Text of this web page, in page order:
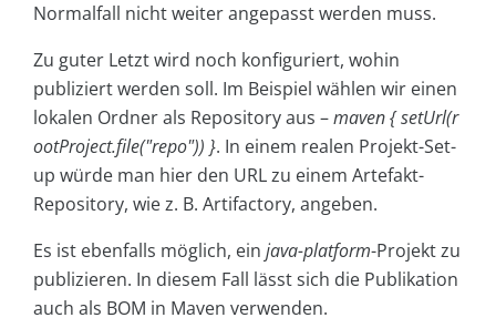
Normalfall nicht weiter angepasst werden muss.
Zu guter Letzt wird noch konfiguriert, wohin
publiziert werden soll. Im Beispiel wählen wir einen
lokalen Ordner als Repository aus –maven { setUrl(r
ootProject.file("repo")) }. In einem realen Projekt-Set-
up würde man hier den URL zu einem Artefakt-
Repository, wie z. B. Artifactory, angeben.
Es ist ebenfalls möglich, ein java-platform-Projekt zu
publizieren. In diesem Fall lässt sich die Publikation
auch als BOM in Maven verwenden.